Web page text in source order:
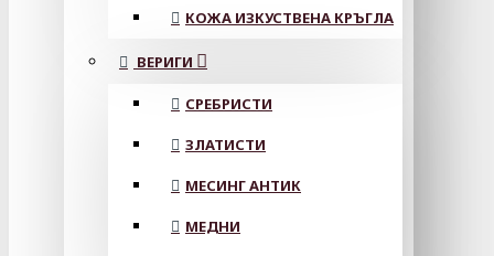
КОЖА ИЗКУСТВЕНА КРЪГЛА
ВЕРИГИ
СРЕБРИСТИ
ЗЛАТИСТИ
МЕСИНГ АНТИК
МЕДНИ